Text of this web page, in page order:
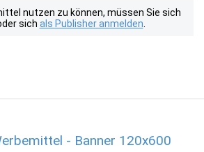
nutzen zu können, müssen Sie sich
sich als Publisher anmelden
- Banner 120x600